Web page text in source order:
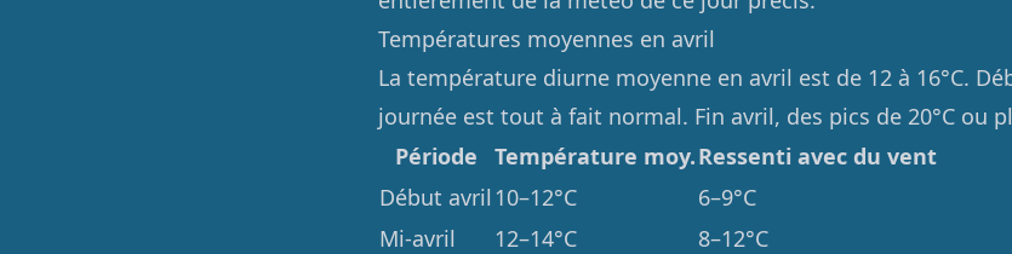
Températures moyennes en avril
La température diurne moyenne en avril est de 12 à 16°C.
journée est tout à fait normal. Fin avril, des pics de 20°C ou
Période
Température moy.Ressenti avec du vent
Début avril 10–12°C
6–9°C
Mi-avril
12–14°C
8–12°C